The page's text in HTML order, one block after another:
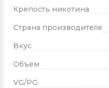
Крепость никотина
Страна производителя
Вкус
Объем
VG/PG